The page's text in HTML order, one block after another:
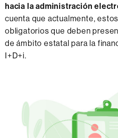
hacia la administración
cuenta que actualmente,
obligatorios que deben
de ámbito estatal para la
I+D+i.